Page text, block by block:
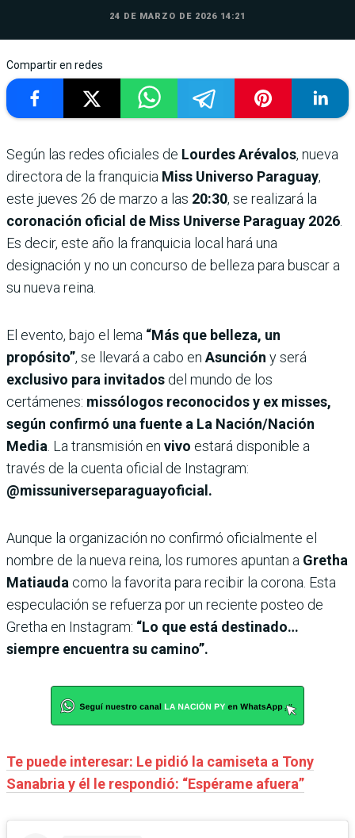
24 DE MARZO DE 2026 14:21
Compartir en redes
Según las redes oficiales de Lourdes Arévalos, nueva
directora de la franquicia Miss Universo Paraguay,
este jueves 26 de marzo a las 20:30, se realizará la
coronación oficial de Miss Universe Paraguay 2026.
Es decir, este año la franquicia local hará una
designación y no un concurso de belleza para buscar a
su nueva reina.
El evento, bajo el lema “Más que belleza, un
propósito”, se llevará a cabo en Asunción y será
exclusivo para invitados del mundo de los
certámenes: missólogos reconocidos y ex misses,
según confirmó una fuente a La Nación/Nación
Media. La transmisión en vivo estará disponible a
través de la cuenta oficial de Instagram:
@missuniverseparaguayoficial.
Aunque la organización no confirmó oficialmente el
nombre de la nueva reina, los rumores apuntan a Gretha
Matiauda como la favorita para recibir la corona. Esta
especulación se refuerza por un reciente posteo de
Gretha en Instagram: “Lo que está destinado…
siempre encuentra su camino”.
Te puede interesar: Le pidió la camiseta a Tony
Sanabria y él le respondió: “Espérame afuera”